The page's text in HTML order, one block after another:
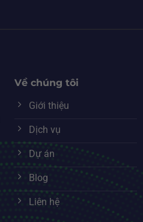
Về chúng tôi
Giới thiệu
Dịch vụ
Dự án
Blog
Liên hệ